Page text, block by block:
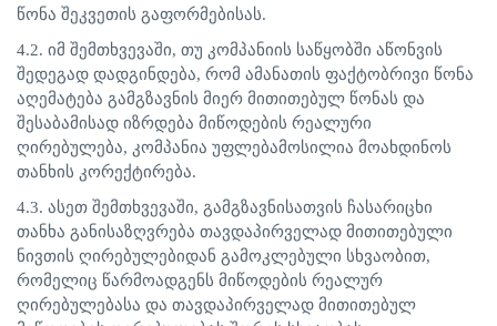
წონა შეკვეთის გაფორმებისას.
4.2. იმ შემთხვევაში, თუ კომპანიის საწყობში აწონვის
შედეგად დადგინდება, რომ ამანათის ფაქტობრივი წონა
აღემატება გამგზავნის მიერ მითითებულ წონას და
შესაბამისად იზრდება მიწოდების რეალური
ღირებულება, კომპანია უფლებამოსილია მოახდინოს
თანხის კორექტირება.
4.3. ასეთ შემთხვევაში, გამგზავნისათვის ჩასარიცხი
თანხა განისაზღვრება თავდაპირველად მითითებული
ნივთის ღირებულებიდან გამოკლებული სხვაობით,
რომელიც წარმოადგენს მიწოდების რეალურ
ღირებულებასა და თავდაპირველად მითითებულ